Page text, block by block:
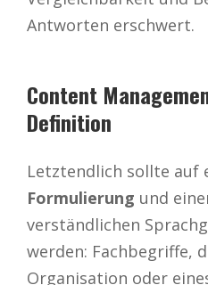
Antworten erschwert.
Content
Definition
Letztendlich sollte auf
Formulierung und
verständlichen
werden: Fachbegriffe,
Organisation oder